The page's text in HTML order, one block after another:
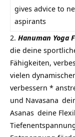
gives advice to
aspirants
Hanuman Yoga
die deine
Fähigkeiten,
vielen
verbessern *
und Navasana
Asanas deine